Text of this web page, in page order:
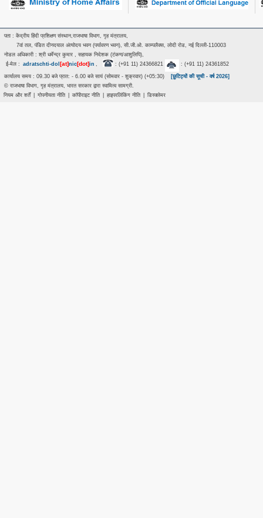
पता : केंद्रीय हिंदी प्रशिक्षण संस्थान,राजभाषा विभाग, गृह मंत्रालय,
7वां तल, पंडित दीनदयाल अंत्‍योदय भवन (पर्यावरण भवन), सी.जी.ओ. काम्पलैक्स, लोदी रोड, नई दिल्ली-110003
नोडल अधिकारी : श्री धर्मेन्द्र कुमार , सहायक निदेशक (टंकण/आशुलिपि),
ई-मेल : adratschti-dol [at]nic[dot]in , : (+91 11) 24366821 : (+91 11) 24361852
कार्यालय समय : 09.30 बजे प्रात: - 6.00 बजे सायं (सोमवार - शुक्रवार) (+05:30)
[छुटिट्यों की सूची - वर्ष 2026]
© राजभाषा विभाग, गृह मंत्रालय, भारत सरकार द्वारा स्वामित्व सामग्री.
नियम और शर्तें
गोपनीयता नीति कॉपीराइट नीति हाइपरलिंकिंग नीति डिस्क्लेमर